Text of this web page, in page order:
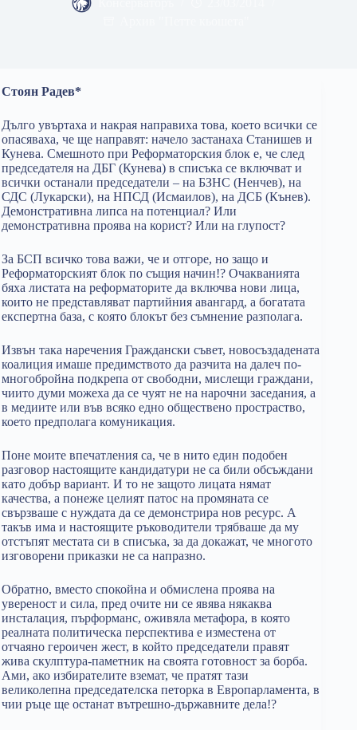
Стоян Радев*
Дълго увъртаха и накрая направиха това, което всички се
опасяваха, че ще направят: начело застанаха Станишев и
Кунева. Смешното при Реформаторския блок е, че след
председателя на ДБГ (Кунева) в списъка се включват и
всички останали председатели – на БЗНС (Ненчев), на
СДС (Лукарски), на НПСД (Исмаилов), на ДСБ (Кънев).
Демонстративна липса на потенциал? Или
демонстративна проява на корист? Или на глупост?
За БСП всичко това важи, че и отгоре, но защо и
Реформаторският блок по същия начин!? Очакванията
бяха листата на реформаторите да включва нови лица,
които не представляват партийния авангард, а богатата
експертна база, с която блокът без съмнение разполага.
Извън така наречения Граждански съвет, новосъздадената
коалиция имаше предимството да разчита на далеч по-
многобройна подкрепа от свободни, мислещи граждани,
чиито думи можеха да се чуят не на нарочни заседания, а
в медиите или във всяко едно обществено простраство,
което предполага комуникация.
Поне моите впечатления са, че в нито един подобен
разговор настоящите кандидатури не са били обсъждани
като добър вариант. И то не защото лицата нямат
качества, а понеже целият патос на промяната се
свързваше с нуждата да се демонстрира нов ресурс. А
такъв има и настоящите ръководители трябваше да му
отстъпят местата си в списъка, за да докажат, че многото
изговорени приказки не са напразно.
Обратно, вместо спокойна и обмислена проява на
увереност и сила, пред очите ни се явява някаква
инсталация, пърформанс, оживяла метафора, в която
реалната политическа перспектива е изместена от
отчаяно героичен жест, в който председатели правят
жива скулптура-паметник на своята готовност за борба.
Ами, ако избирателите вземат, че пратят тази
великолепна председателска петорка в Европарламента, в
чии ръце ще останат вътрешно-държавните дела!?